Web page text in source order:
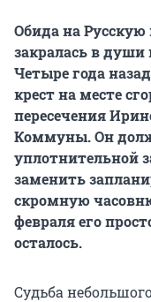
Обида на
закралась в души
Четыре года
крест на месте
пересечения
Коммуны. Он
уплотнительной
заменить
скромную
февраля его
осталось.
Судьба